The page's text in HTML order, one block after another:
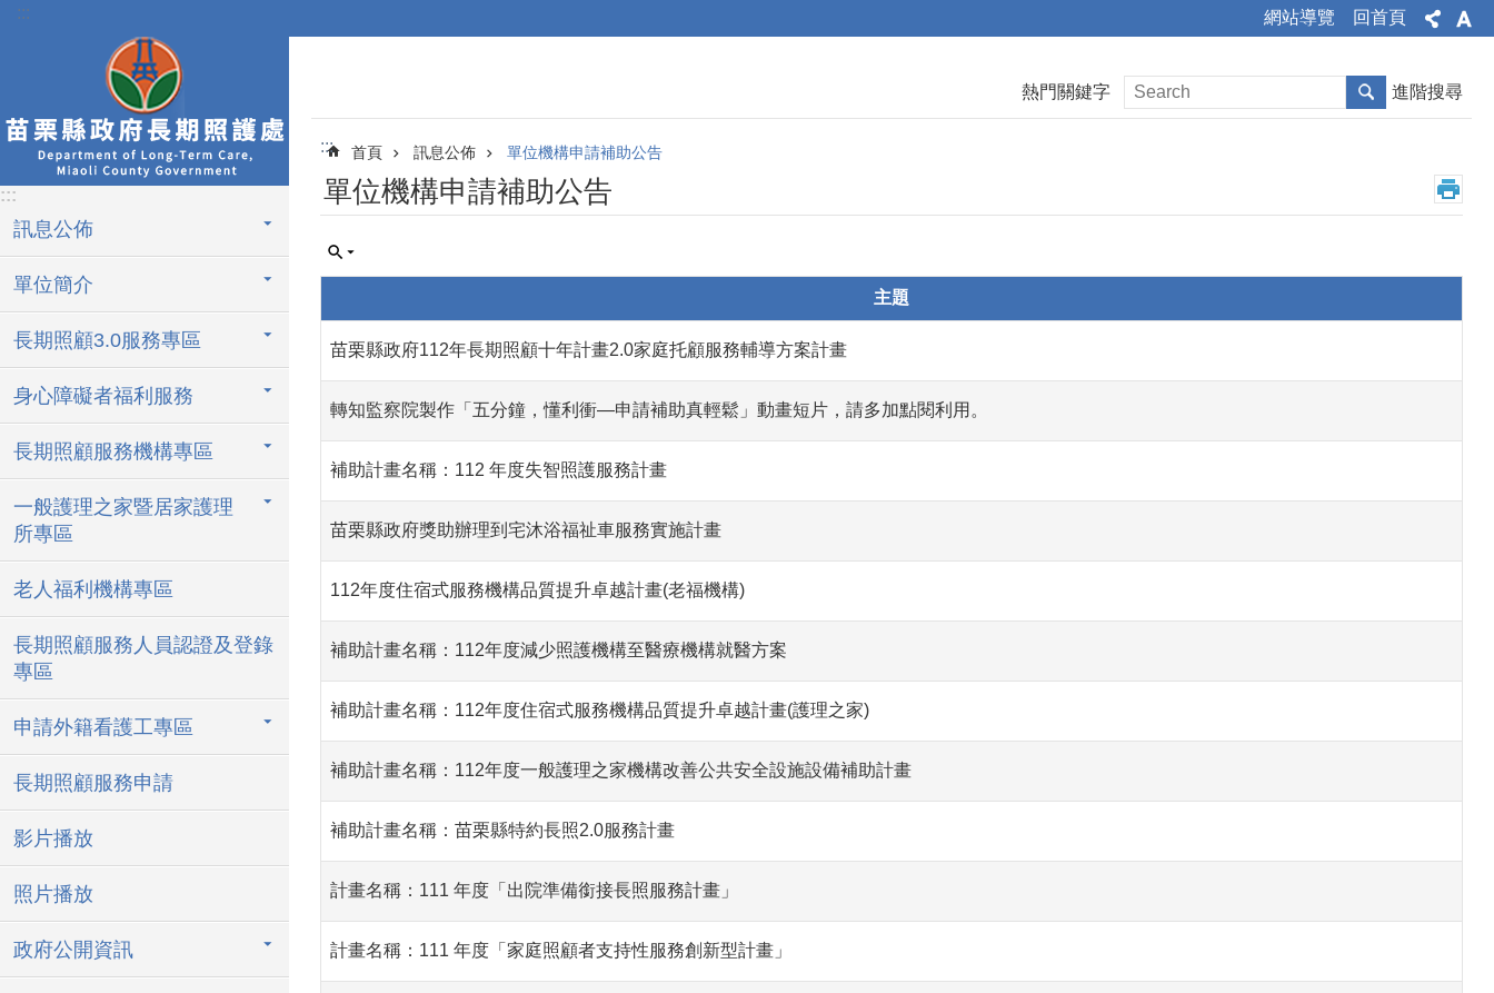
跳到主要內容區塊
::: 網站導覽 回首頁
:::
訊息公佈
單位簡介
長期照顧3.0服務專區
身心障礙者福利服務
長期照顧服務機構專區
一般護理之家暨居家護理
所專區
老人福利機構專區
長期照顧服務人員認證及登錄
專區
申請外籍看護工專區
長期照顧服務申請
影片播放
照片播放
政府公開資訊
熱門關鍵字 進階搜尋
::: 首頁 訊息公佈 單位機構申請補助公告
單位機構申請補助公告
主題
苗栗縣政府112年長期照顧十年計畫2.0家庭托顧服務輔導方案計畫
轉知監察院製作「五分鐘，懂利衝—申請補助真輕鬆」動畫短片，請多加點閱利用。
補助計畫名稱：112 年度失智照護服務計畫
苗栗縣政府獎助辦理到宅沐浴福祉車服務實施計畫
112年度住宿式服務機構品質提升卓越計畫(老福機構)
補助計畫名稱：112年度減少照護機構至醫療機構就醫方案
補助計畫名稱：112年度住宿式服務機構品質提升卓越計畫(護理之家)
補助計畫名稱：112年度一般護理之家機構改善公共安全設施設備補助計畫
補助計畫名稱：苗栗縣特約長照2.0服務計畫
計畫名稱：111 年度「出院準備銜接長照服務計畫」
計畫名稱：111 年度「家庭照顧者支持性服務創新型計畫」